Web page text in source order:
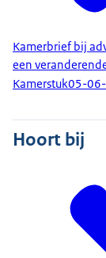
Kamerbrief bij
een
Kamerstuk05-
Hoort bij